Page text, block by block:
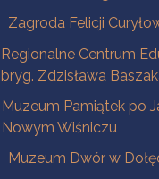
Zagroda Felicji
Regionalne Centrum
bryg. Zdzisława
Muzeum Pamiątek po
Nowym Wiśniczu
Muzeum Dwór w